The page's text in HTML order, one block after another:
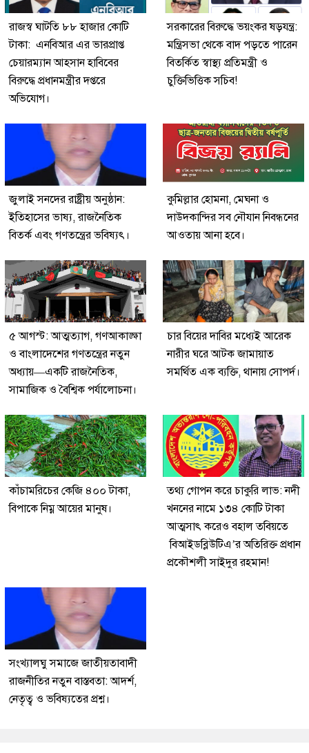
রাজস্ব ঘাটতি ৮৮ হাজার কোটি
টাকা: এনবিআর এর ভারপ্রাপ্ত
চেয়ারম্যান আহসান হাবিবের
বিরুদ্ধে প্রধানমন্ত্রীর দপ্তরে
অভিযোগ।
সরকারের বিরুদ্ধে ভয়ংকর ষড়যন্ত্র:
মন্ত্রিসভা থেকে বাদ পড়তে পারেন
বিতর্কিত স্বাস্থ্য প্রতিমন্ত্রী ও
চুক্তিভিত্তিক সচিব!
জুলাই সনদের রাষ্ট্রীয় অনুষ্ঠান:
ইতিহাসের ভাষ্য, রাজনৈতিক
বিতর্ক এবং গণতন্ত্রের ভবিষ্যৎ।
কুমিল্লার হোমনা, মেঘনা ও
দাউদকান্দির সব নৌযান নিবন্ধনের
আওতায় আনা হবে।
৫ আগস্ট: আত্মত্যাগ, গণআকাঙ্ক্ষা
ও বাংলাদেশের গণতন্ত্রের নতুন
অধ্যায়—একটি রাজনৈতিক,
সামাজিক ও বৈশ্বিক পর্যালোচনা।
চার বিয়ের দাবির মধ্যেই আরেক
নারীর ঘরে আটক জামায়াত
সমর্থিত এক ব্যক্তি, থানায় সোপর্দ।
কাঁচামরিচের কেজি ৪০০ টাকা,
বিপাকে নিম্ন আয়ের মানুষ।
তথ্য গোপন করে চাকুরি লাভ: নদী
খননের নামে ১৩৪ কোটি টাকা
আত্মসাৎ করেও বহাল তবিয়তে
বিআইডব্লিউটিএ’র অতিরিক্ত প্রধান
প্রকৌশলী সাইদুর রহমান!
সংখ্যালঘু সমাজে জাতীয়তাবাদী
রাজনীতির নতুন বাস্তবতা: আদর্শ,
নেতৃত্ব ও ভবিষ্যতের প্রশ্ন।